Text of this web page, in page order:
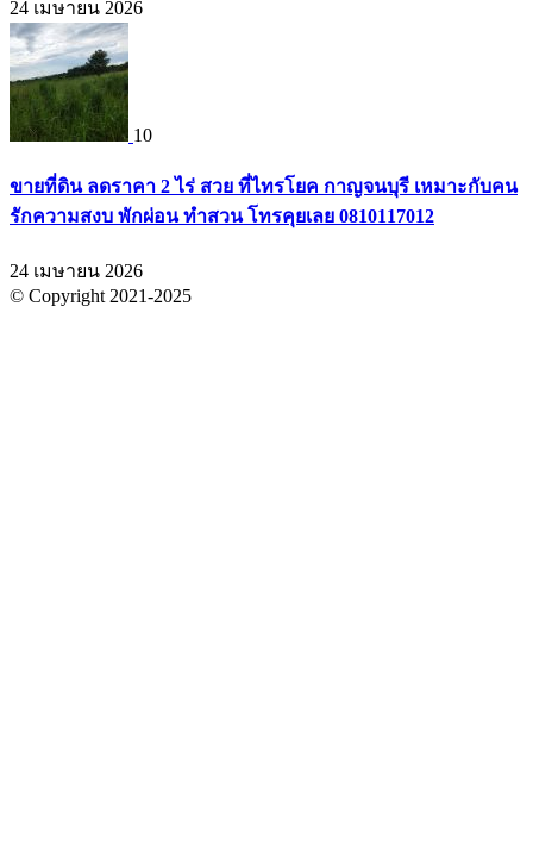
24 เมษายน 2026
10
ขายที่ดิน ลดราคา 2 ไร่ สวย ที่ไทรโยค กาญจนบุรี เหมาะกับคน
รักความสงบ พักผ่อน ทำสวน โทรคุยเลย 0810117012
24 เมษายน 2026
© Copyright 2021-2025